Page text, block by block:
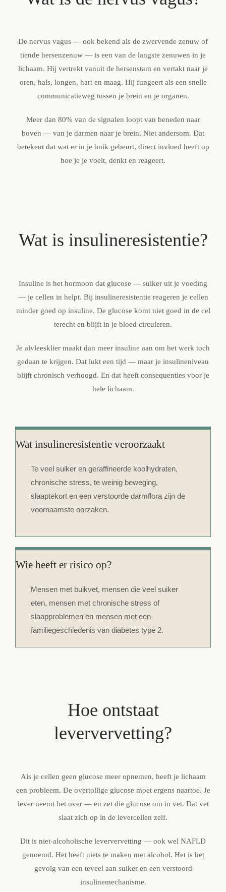
De nervus vagus — ook bekend als de zwervende zenuw of
tiende hersenzenuw — is een van de langste zenuwen in je
lichaam. Hij vertrekt vanuit de hersenstam en vertakt naar je
oren, hals, longen, hart en maag. Hij fungeert als een snelle
communicatieweg tussen je brein en je organen.
Meer dan 80% van de signalen loopt van beneden naar
boven — van je darmen naar je brein. Niet andersom. Dat
betekent dat wat er in je buik gebeurt, direct invloed heeft op
hoe je je voelt, denkt en reageert.
Wat is insulineresistentie?
Insuline is het hormoon dat glucose — suiker uit je voeding
— je cellen in helpt. Bij insulineresistentie reageren je cellen
minder goed op insuline. De glucose komt niet goed in de cel
terecht en blijft in je bloed circuleren.
Je alvleesklier maakt dan meer insuline aan om het werk toch
gedaan te krijgen. Dat lukt een tijd — maar je insulineniveau
blijft chronisch verhoogd. En dat heeft consequenties voor je
hele lichaam.
Wat insulineresistentie veroorzaakt
Te veel suiker en geraffineerde koolhydraten,
chronische stress, te weinig beweging,
slaaptekort en een verstoorde darmflora zijn de
voornaamste oorzaken.
Wie heeft er risico op?
Mensen met buikvet, mensen die veel suiker
eten, mensen met chronische stress of
slaapproblemen en mensen met een
familiegeschiedenis van diabetes type 2.
Hoe ontstaat
leververvetting?
Als je cellen geen glucose meer opnemen, heeft je lichaam
een probleem. De overtollige glucose moet ergens naartoe. Je
lever neemt het over — en zet die glucose om in vet. Dat vet
slaat zich op in de levercellen zelf.
Dit is niet-alcoholische leververvetting — ook wel NAFLD
genoemd. Het heeft niets te maken met alcohol. Het is het
gevolg van een teveel aan suiker en een verstoord
insulinemechanisme.